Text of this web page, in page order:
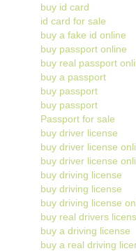
buy id card
id card for sale
buy a fake id online
buy passport online
buy real passport
buy a passport
buy passport
buy passport
Passport for sale
buy driver license
buy driver license
buy driver license
buy driving license
buy driving license
buy driving license
buy real drivers
buy a driving license
buy a real driving